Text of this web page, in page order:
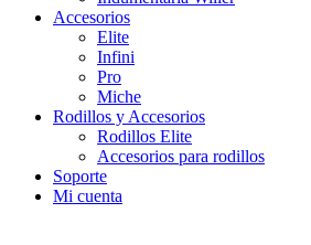
Accesorios
Elite
Infini
Pro
Miche
Rodillos y Accesorios
Rodillos Elite
Accesorios para rodillos
Soporte
Mi cuenta